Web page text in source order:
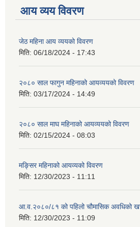
आय व्यय विवरण
जेठ महिना आय व्ययको विवरण
मिति: 06/18/2024 - 17:43
२०८० साल फागुन महिनाको आयव्ययको विवरण
मिति: 03/17/2024 - 14:49
२०८० साल माघ महिनाको आयव्ययको विवरण
मिति: 02/15/2024 - 08:03
मङ्सिर महिनाको आयव्यको विवरण
मिति: 12/30/2023 - 11:11
आ.व.२०८०/८१ को पहिलो चौमासिक अवधिको
मिति: 12/30/2023 - 11:09